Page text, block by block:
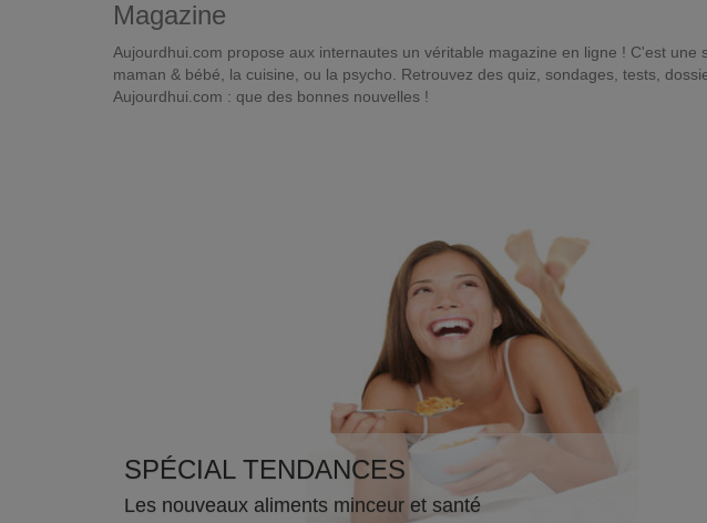
Magazine
Aujourdhui.com propose aux internautes un véritable magazine en ligne ! C'est
maman & bébé, la cuisine, ou la psycho. Retrouvez des quiz, sondages, tests,
Aujourdhui.com : que des bonnes nouvelles !
SPÉCIAL TENDANCES
Les nouveaux aliments minceur et santé